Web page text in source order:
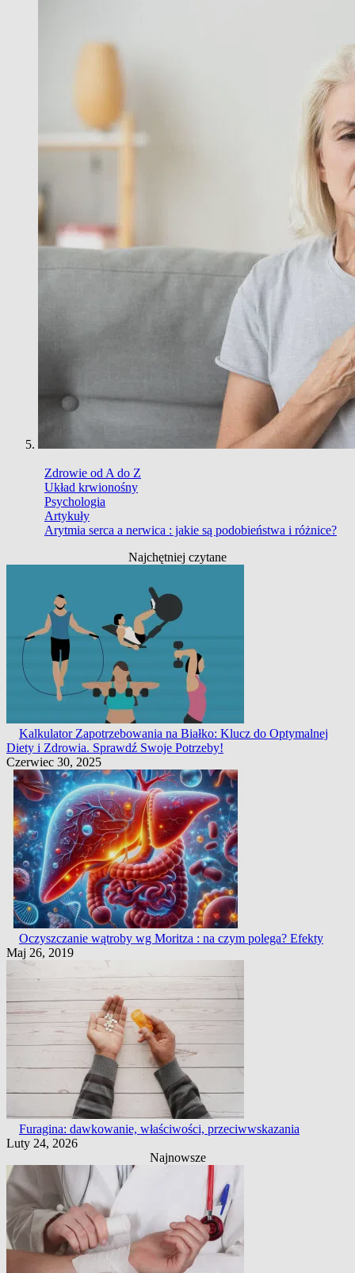
Zdrowie od A do Z
Układ krwionośny
Psychologia
Artykuły
Arytmia serca a nerwica : jakie są podobieństwa i różnice?
Najchętniej czytane
Kalkulator Zapotrzebowania na Białko: Klucz do Optymalnej
Diety i Zdrowia. Sprawdź Swoje Potrzeby!
Czerwiec 30, 2025
Oczyszczanie wątroby wg Moritza : na czym polega? Efekty
Maj 26, 2019
Furagina: dawkowanie, właściwości, przeciwwskazania
Luty 24, 2026
Najnowsze